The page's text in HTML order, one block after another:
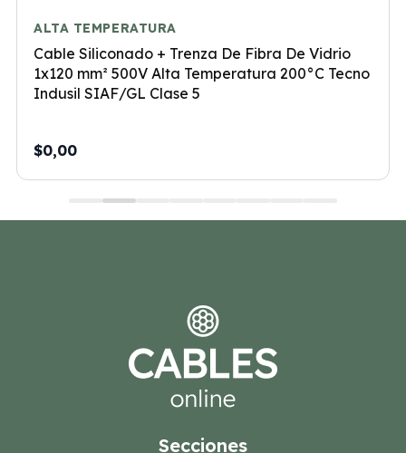
ALTA TEMPERATURA
Cable Siliconado + Trenza De Fibra De Vidrio
1x120 mm² 500V Alta Temperatura 200°C Tecno
Indusil SIAF/GL Clase 5
$0,00
Secciones